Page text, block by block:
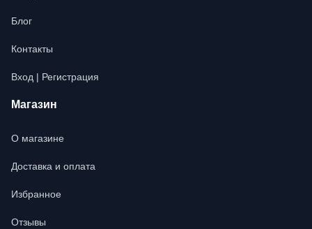
Блог
Контакты
Вход | Регистрация
Магазин
О магазине
Доставка и оплата
Избранное
Отзывы